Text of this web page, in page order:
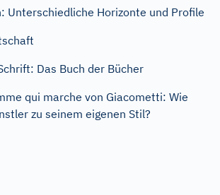
Unterschiedliche Horizonte und Profile
Das Buch der Bücher
qui marche von Giacometti: Wie
zu seinem eigenen Stil?